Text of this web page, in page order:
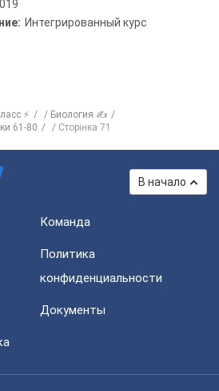
Интегрированный курс
⚡
Биология ✍
61-80 Сторінка 71
В начало
Команда
Политика
конфиденциальности
Документы